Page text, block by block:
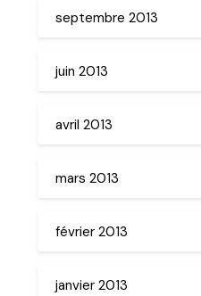
septembre 2013
juin 2013
avril 2013
mars 2013
février 2013
janvier 2013